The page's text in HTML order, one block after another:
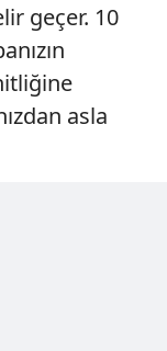
alan panel
detaylı bilgi
Bilgilendirme
uyarınca
geçer. 10
asla